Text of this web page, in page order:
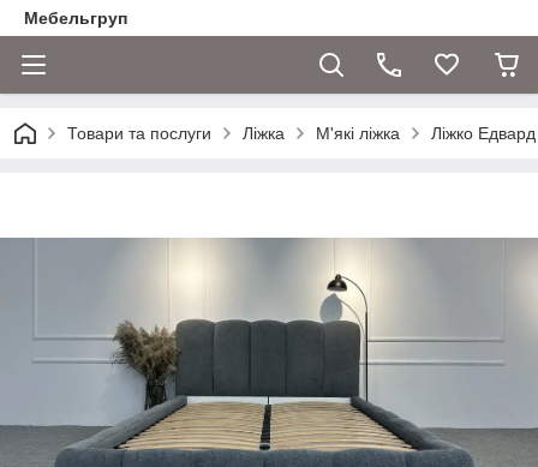
Мебельгруп
Товари та послуги Ліжка М'які ліжка Ліжко